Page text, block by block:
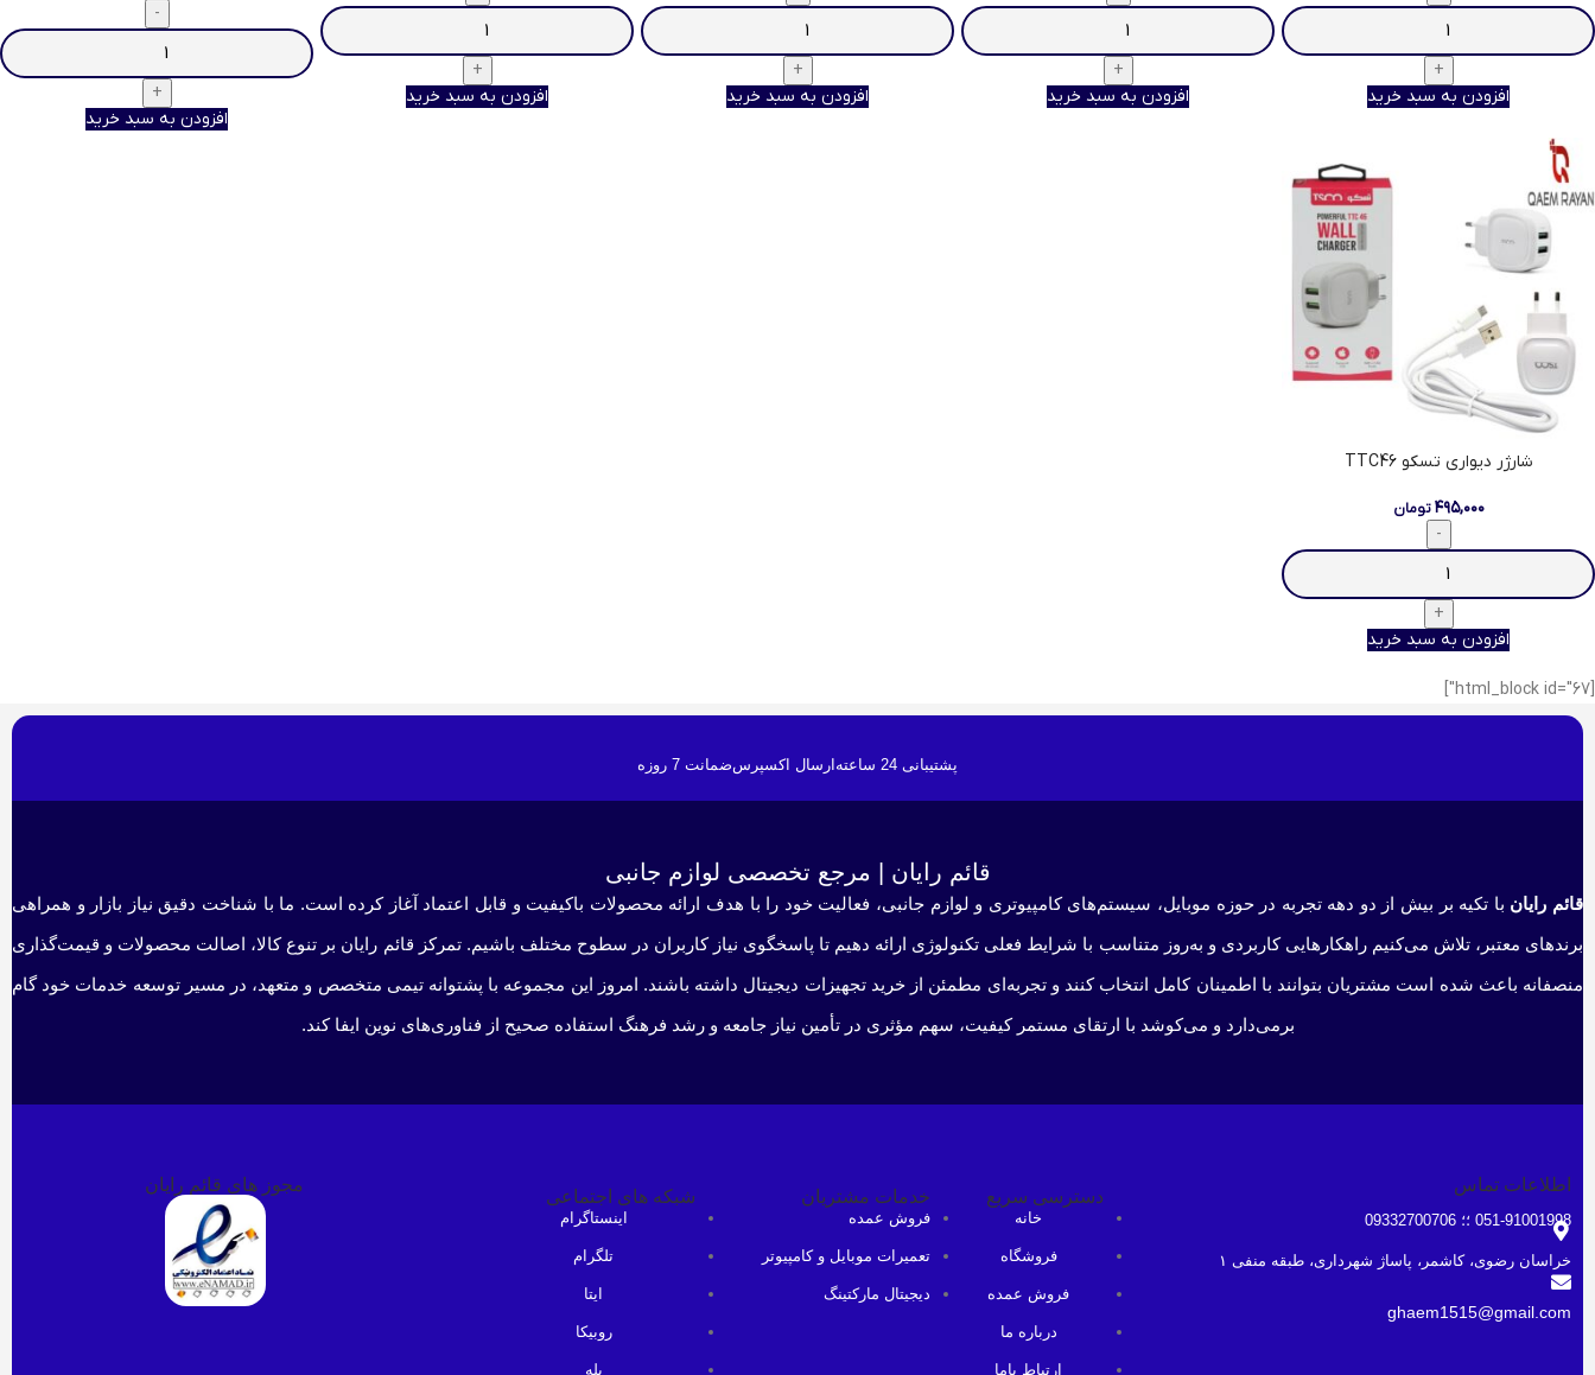
افزودن به سبد خرید افزودن به سبد خرید افزودن به سبد خرید افزودن به سبد خرید
افزودن به سبد خرید
شارژر دیواری تسکو TTC46
۴۹۵,۰۰۰ تومان
افزودن به سبد خرید
[html_block id="67"]
پشتیبانی 24 ساعته ارسال اکسپرسضمانت 7 روزه
قائم رایان | مرجع تخصصی لوازم جانبی
قائم رایان با تکیه بر بیش از دو دهه تجربه در حوزه موبایل، سیستم‌های کامپیوتری و لوازم جانبی، فعالیت خود را با هدف ارائه محصولات باکیفیت و قابل اعتماد آغاز کرده است. ما با شناخت دقیق نیاز بازار و همراهی
برندهای معتبر، تلاش می‌کنیم راهکارهایی کاربردی و به‌روز متناسب با شرایط فعلی تکنولوژی ارائه دهیم تا پاسخگوی نیاز کاربران در سطوح مختلف باشیم. تمرکز قائم رایان بر تنوع کالا، اصالت محصولات و قیمت‌گذاری
منصفانه باعث شده است مشتریان بتوانند با اطمینان کامل انتخاب کنند و تجربه‌ای مطمئن از خرید تجهیزات دیجیتال داشته باشند. امروز این مجموعه با پشتوانه تیمی متخصص و متعهد، در مسیر توسعه خدمات خود گام
برمی‌دارد و می‌کوشد با ارتقای مستمر کیفیت، سهم مؤثری در تأمین نیاز جامعه و رشد فرهنگ استفاده صحیح از فناوری‌های نوین ایفا کند.
اطلاعات تماس
051-91001998 ؛؛ 09332700706
خراسان رضوی، کاشمر، پاساژ شهرداری، طبقه منفی ۱
ghaem1515@gmail.com
دسترسی سریع
خانه
فروشگاه
فروش عمده
درباره ما
ارتباط باما
خدمات مشتریان
فروش عمده
تعمیرات موبایل و کامپیوتر
دیجیتال مارکتینگ
شبکه های اجتماعی
اینستاگرام
تلگرام
ایتا
روبیکا
بله
مجوز های قائم رایان